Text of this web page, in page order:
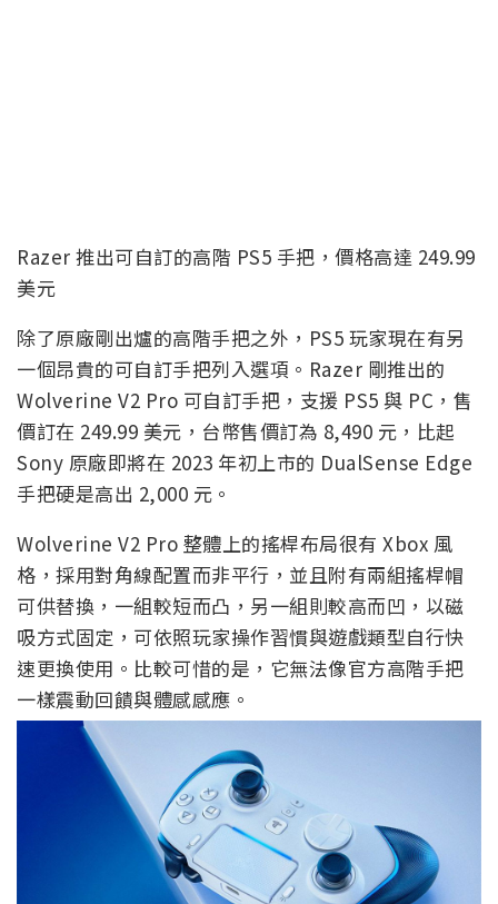
Razer 推出可自訂的高階 PS5 手把，價格高達 249.99
美元
除了原廠剛出爐的高階手把之外，PS5 玩家現在有另
一個昂貴的可自訂手把列入選項。Razer 剛推出的
Wolverine V2 Pro 可自訂手把，支援 PS5 與 PC，售
價訂在 249.99 美元，台幣售價訂為 8,490 元，比起
Sony 原廠即將在 2023 年初上市的 DualSense Edge
手把硬是高出 2,000 元。
Wolverine V2 Pro 整體上的搖桿布局很有 Xbox 風
格，採用對角線配置而非平行，並且附有兩組搖桿帽
可供替換，一組較短而凸，另一組則較高而凹，以磁
吸方式固定，可依照玩家操作習慣與遊戲類型自行快
速更換使用。比較可惜的是，它無法像官方高階手把
一樣震動回饋與體感感應。